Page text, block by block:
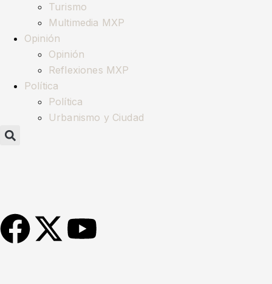
Turismo
Multimedia MXP
Opinión
Opinión
Reflexiones MXP
Política
Política
Urbanismo y Ciudad